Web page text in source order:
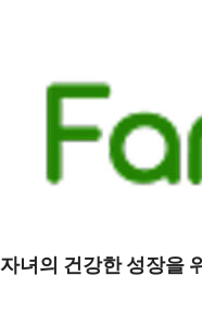
자녀의 건강한 성장을